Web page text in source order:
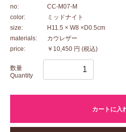
no:
CC-M07-M
color:
ミッドナイト
size:
H11.5 × W8 ×D0.5cm
materials:
カウレザー
price:
￥10,450 円 (税込)
数量
Quantity
カートに入